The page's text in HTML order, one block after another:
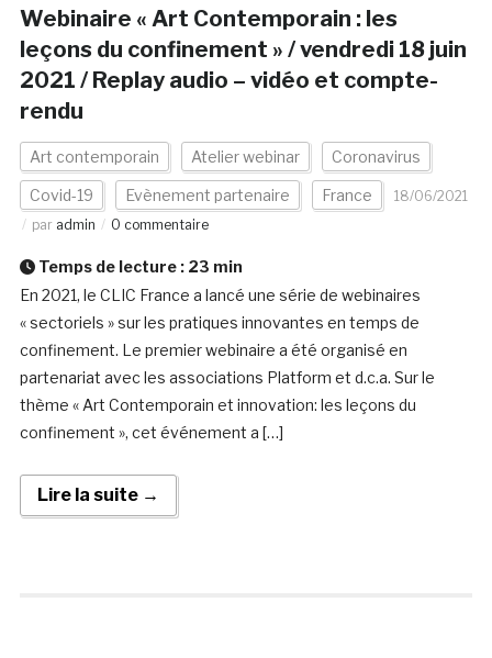
Webinaire « Art Contemporain : les
leçons du confinement » / vendredi 18 juin
2021 / Replay audio – vidéo et compte-
rendu
Art contemporain Atelier webinar Coronavirus
Covid-19 Evènement partenaire France
18/06/2021
par admin 0 commentaire
Temps de lecture : 23 min
En 2021, le CLIC France a lancé une série de webinaires
« sectoriels » sur les pratiques innovantes en temps de
confinement. Le premier webinaire a été organisé en
partenariat avec les associations Platform et d.c.a. Sur le
thème « Art Contemporain et innovation: les leçons du
confinement », cet événement a […]
Lire la suite →